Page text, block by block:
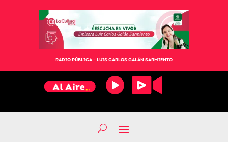
RADIO PÚBLICA – LUIS CARLOS GALÁN SARMIENTO